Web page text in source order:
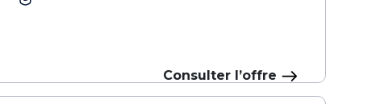
Consulter l’offre